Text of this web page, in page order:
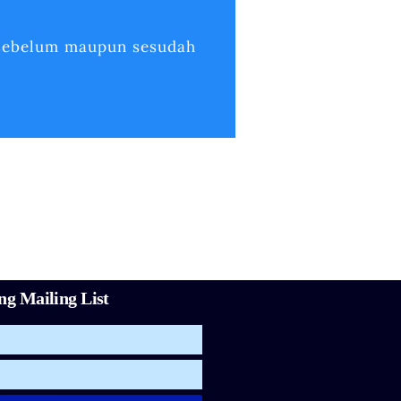
maupun sesudah
Mailing List